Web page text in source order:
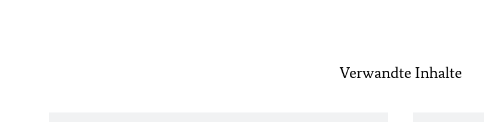
Verwandte Inhalte